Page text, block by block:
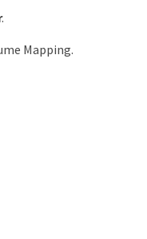
.
Mapping.